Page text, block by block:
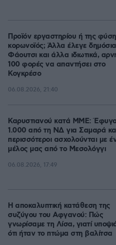
Προϊόν εργαστηρίου ή της
κορωνοϊός; Άλλα έλεγε
Φάουτσι και άλλα ιδιωτικά,
100 φορές να απαντήσει στο
Κογκρέσο
06.08.2026, 21:40
Καρυστιανού κατά ΜΜΕ:
1.000 από τη ΝΔ για Σαμαρά
περισσότεροι ασχολούνται με
μέλος μας από το Μεσολόγγι
06.08.2026, 17:49
Η αποκαλυπτική κατάθεση της
συζύγου του Αφγανού: Πώς
γνωρίσαμε τη Λίσα, γιατί
ότι ήταν το πτώμα στη βαλίτσα